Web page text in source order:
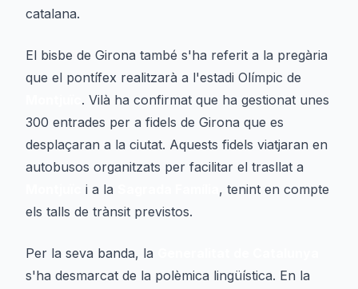
catalana.
El bisbe de Girona també s'ha referit a la pregària
que el pontífex realitzarà a l'estadi Olímpic de
. Vilà ha confirmat que ha gestionat unes
300 entrades per a fidels de Girona que es
desplaçaran a la ciutat. Aquests fidels viatjaran en
autobusos organitzats per facilitar el trasllat a
i a la
, tenint en compte
els talls de trànsit previstos.
Per la seva banda, la
s'ha desmarcat de la polèmica lingüística. En la